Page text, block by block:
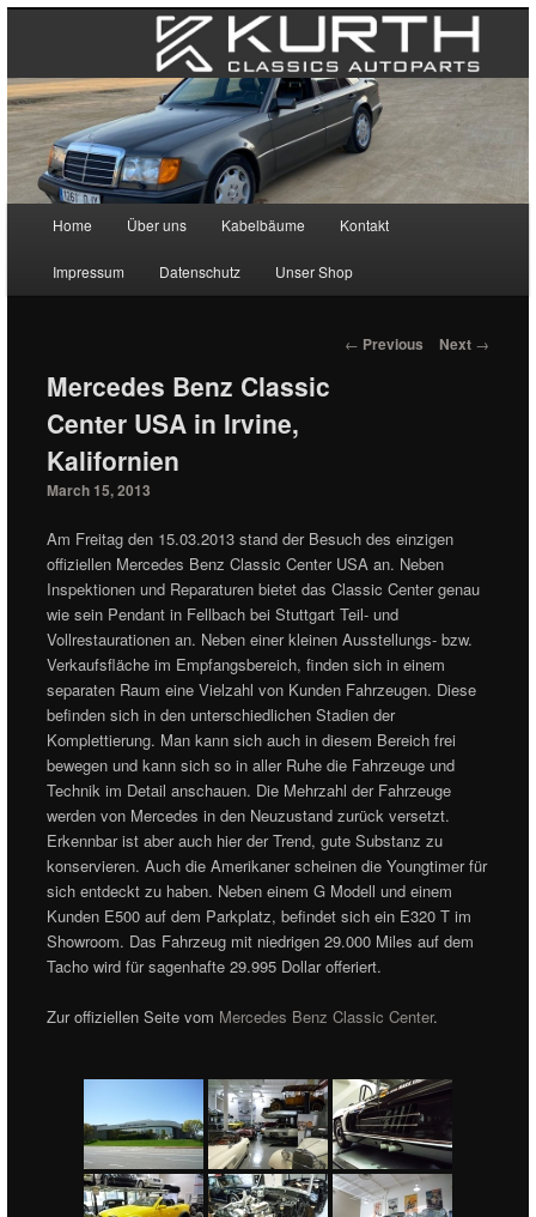
Skip to primary content
Skip to secondary content
Home Über uns Kabelbäume Kontakt
Impressum Datenschutz Unser Shop
Post navigation
← Previous Next →
Mercedes Benz Classic
Center USA in Irvine,
Kalifornien
March 15, 2013
Am Freitag den 15.03.2013 stand der Besuch des einzigen
offiziellen Mercedes Benz Classic Center USA an. Neben
Inspektionen und Reparaturen bietet das Classic Center genau
wie sein Pendant in Fellbach bei Stuttgart Teil- und
Vollrestaurationen an. Neben einer kleinen Ausstellungs- bzw.
Verkaufsfläche im Empfangsbereich, finden sich in einem
separaten Raum eine Vielzahl von Kunden Fahrzeugen. Diese
befinden sich in den unterschiedlichen Stadien der
Komplettierung. Man kann sich auch in diesem Bereich frei
bewegen und kann sich so in aller Ruhe die Fahrzeuge und
Technik im Detail anschauen. Die Mehrzahl der Fahrzeuge
werden von Mercedes in den Neuzustand zurück versetzt.
Erkennbar ist aber auch hier der Trend, gute Substanz zu
konservieren. Auch die Amerikaner scheinen die Youngtimer für
sich entdeckt zu haben. Neben einem G Modell und einem
Kunden E500 auf dem Parkplatz, befindet sich ein E320 T im
Showroom. Das Fahrzeug mit niedrigen 29.000 Miles auf dem
Tacho wird für sagenhafte 29.995 Dollar offeriert.
Zur offiziellen Seite vom Mercedes Benz Classic Center.